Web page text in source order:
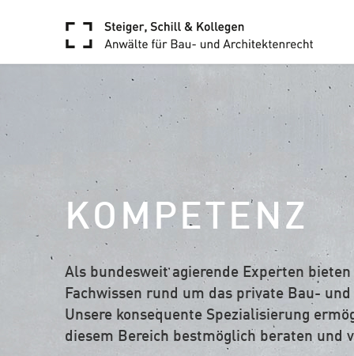
KOMPETENZ
Als bundesweit agierende Experten
Fachwissen rund um das private Bau-
Unsere konsequente Spezialisierung
diesem Bereich bestmöglich beraten und